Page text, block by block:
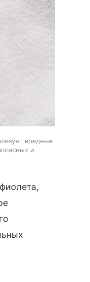
вредные
и